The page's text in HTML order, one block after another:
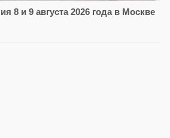
8 и 9 августа 2026 года в Москве